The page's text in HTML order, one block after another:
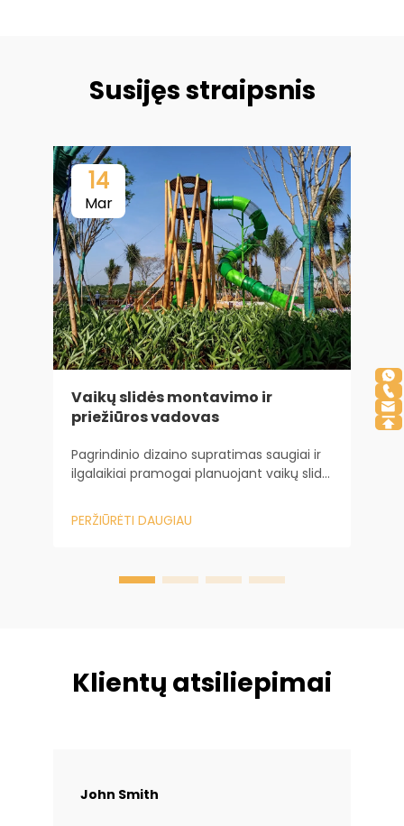
Susijęs straipsnis
14
Mar
Vaikų slidės montavimo ir
priežiūros vadovas
Pagrindinio dizaino supratimas saugiai ir
ilgalaikiai pramogai planuojant vaikų slidę
įmontuojama pirmoji įranga. Ji prasideda
nuo to, kaip dizainas nulemia saugą ir
PERŽIŪRĖTI DAUGIAU
Klientų atsiliepimai
John Smith